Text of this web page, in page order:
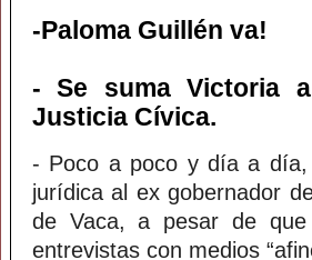
-Paloma Guillén va!
- Se suma Victoria
Justicia Cívica.
- Poco a poco y día a día,
jurídica al ex gobernador
de Vaca, a pesar de que
entrevistas con medios